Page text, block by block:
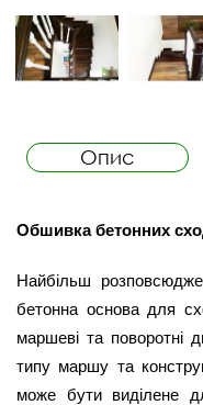
Опис
Обшивка бетонних
Найбільш
бетонна основа для
маршеві та поворотні
типу маршу та
може бути виділене